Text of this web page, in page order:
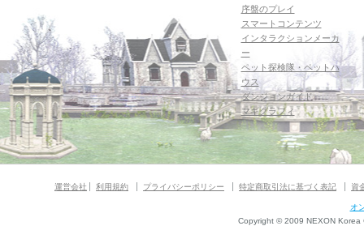
序盤のプレイ
スマートコンテンツ
インタラクションメーカ
ー
ペット探検隊・ペットハ
ウス
ダンジョンガイド
マギグラフィ
運営会社 利用規約 プライバシーポリシー 特定商取引法に基づく表記 資
オ
Copyright © 2009 NEXON Korea